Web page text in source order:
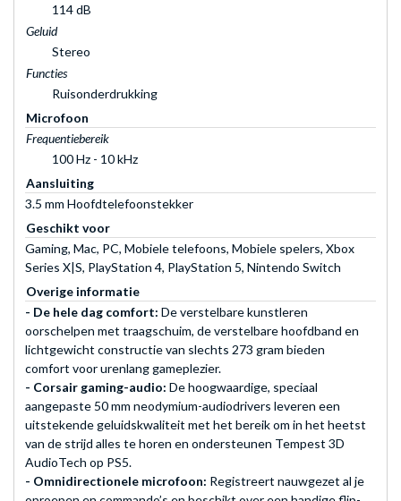
114 dB
Geluid
Stereo
Functies
Ruisonderdrukking
Microfoon
Frequentiebereik
100 Hz - 10 kHz
Aansluiting
3.5 mm Hoofdtelefoonstekker
Geschikt voor
Gaming, Mac, PC, Mobiele telefoons, Mobiele spelers, Xbox
Series X|S, PlayStation 4, PlayStation 5, Nintendo Switch
Overige informatie
- De hele dag comfort: De verstelbare kunstleren
oorschelpen met traagschuim, de verstelbare hoofdband en
lichtgewicht constructie van slechts 273 gram bieden
comfort voor urenlang gameplezier.
- Corsair gaming-audio: De hoogwaardige, speciaal
aangepaste 50 mm neodymium-audiodrivers leveren een
uitstekende geluidskwaliteit met het bereik om in het heetst
van de strijd alles te horen en ondersteunen Tempest 3D
AudioTech op PS5.
- Omnidirectionele microfoon: Registreert nauwgezet al je